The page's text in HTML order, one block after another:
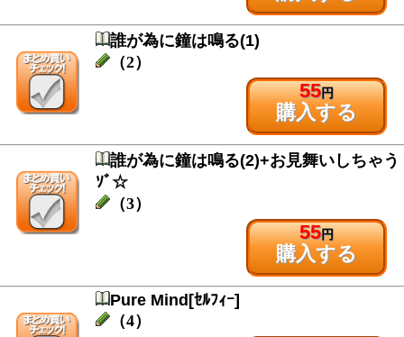
誰が為に鐘は鳴る(1)
（2）
55円
購入する
誰が為に鐘は鳴る(2)+お見舞いしちゃう
ｿﾞ☆
（3）
55円
購入する
Pure Mind[ｾﾙﾌｨｰ]
（4）